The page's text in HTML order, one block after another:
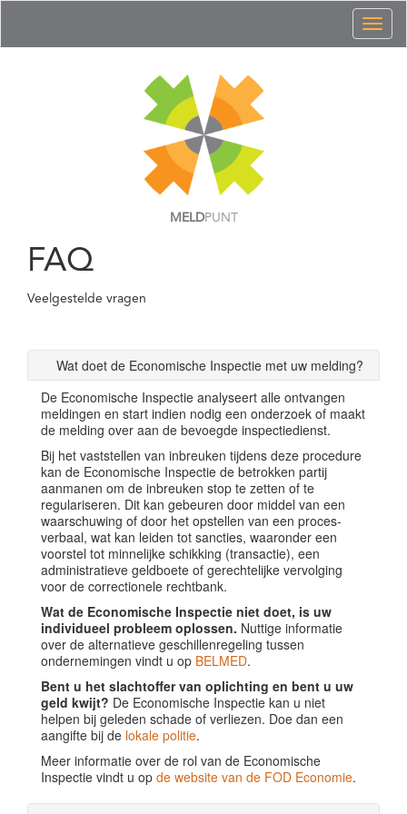
MELDPUNT
FAQ
Veelgestelde vragen
Wat doet de Economische Inspectie met uw melding?
De Economische Inspectie analyseert alle ontvangen
meldingen en start indien nodig een onderzoek of maakt
de melding over aan de bevoegde inspectiedienst.
Bij het vaststellen van inbreuken tijdens deze procedure
kan de Economische Inspectie de betrokken partij
aanmanen om de inbreuken stop te zetten of te
regulariseren. Dit kan gebeuren door middel van een
waarschuwing of door het opstellen van een proces-
verbaal, wat kan leiden tot sancties, waaronder een
voorstel tot minnelijke schikking (transactie), een
administratieve geldboete of gerechtelijke vervolging
voor de correctionele rechtbank.
Wat de Economische Inspectie niet doet, is uw
individueel probleem oplossen. Nuttige informatie
over de alternatieve geschillenregeling tussen
ondernemingen vindt u op BELMED.
Bent u het slachtoffer van oplichting en bent u uw
geld kwijt? De Economische Inspectie kan u niet
helpen bij geleden schade of verliezen. Doe dan een
aangifte bij de lokale politie.
Meer informatie over de rol van de Economische
Inspectie vindt u op de website van de FOD Economie.